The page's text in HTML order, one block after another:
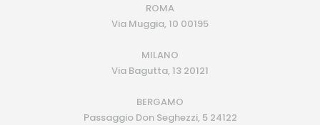
ROMA
Via Muggia, 10 00195
MILANO
Via Bagutta, 13 20121
BERGAMO
Passaggio Don Seghezzi, 5 24122